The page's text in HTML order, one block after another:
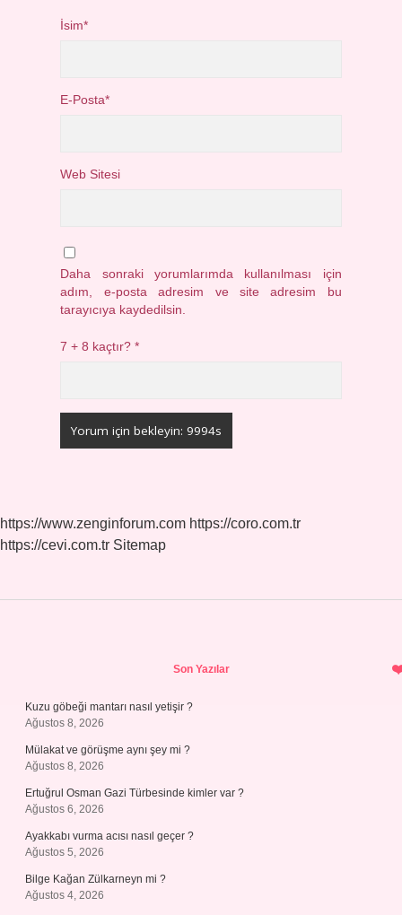
İsim*
E-Posta*
Web Sitesi
Daha sonraki yorumlarımda kullanılması için
adım, e-posta adresim ve site adresim bu
tarayıcıya kaydedilsin.
7 + 8 kaçtır?*
https://www.zenginforum.com https://coro.com.tr
https://cevi.com.tr Sitemap
Son Yazılar
Kuzu göbeği mantarı nasıl yetişir ?
Ağustos 8, 2026
Mülakat ve görüşme aynı şey mi ?
Ağustos 8, 2026
Ertuğrul Osman Gazi Türbesinde kimler var ?
Ağustos 6, 2026
Ayakkabı vurma acısı nasıl geçer ?
Ağustos 5, 2026
Bilge Kağan Zülkarneyn mi ?
Ağustos 4, 2026